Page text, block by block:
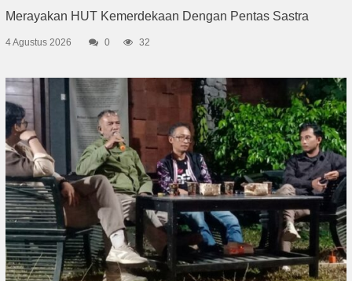
Merayakan HUT Kemerdekaan Dengan Pentas Sastra
4 Agustus 2026 0 32